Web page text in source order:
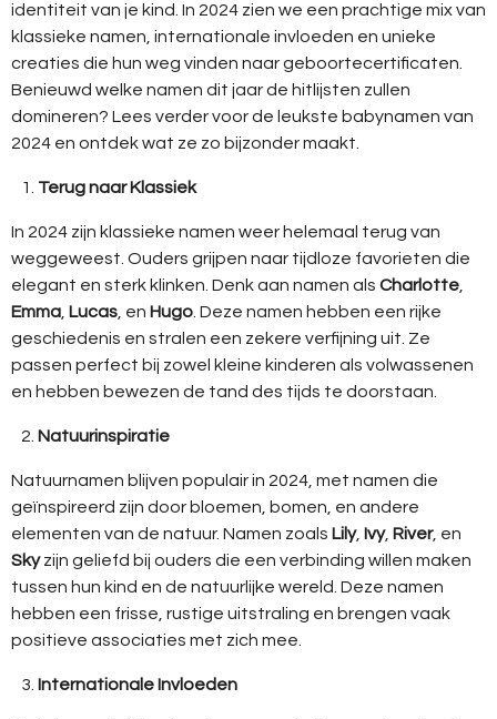
identiteit van je kind. In 2024 zien we een prachtige mix van
klassieke namen, internationale invloeden en unieke
creaties die hun weg vinden naar geboortecertificaten.
Benieuwd welke namen dit jaar de hitlijsten zullen
domineren? Lees verder voor de leukste babynamen van
2024 en ontdek wat ze zo bijzonder maakt.
Terug naar Klassiek
In 2024 zijn klassieke namen weer helemaal terug van
weggeweest. Ouders grijpen naar tijdloze favorieten die
elegant en sterk klinken. Denk aan namen als Charlotte
Emma Lucas , en Hugo . Deze namen hebben een rijke
geschiedenis en stralen een zekere verfijning uit. Ze
passen perfect bij zowel kleine kinderen als volwassenen
en hebben bewezen de tand des tijds te doorstaan.
Natuurinspiratie
Natuurnamen blijven populair in 2024, met namen die
geïnspireerd zijn door bloemen, bomen, en andere
elementen van de natuur. Namen zoals Lily, Ivy, River, en
Skyzijn geliefd bij ouders die een verbinding willen maken
tussen hun kind en de natuurlijke wereld. Deze namen
hebben een frisse, rustige uitstraling en brengen vaak
positieve associaties met zich mee.
Internationale Invloeden